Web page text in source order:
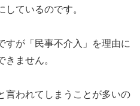
しているのです。
すが「民事不介入」を理由に
ません。
言われてしまうことが多いの